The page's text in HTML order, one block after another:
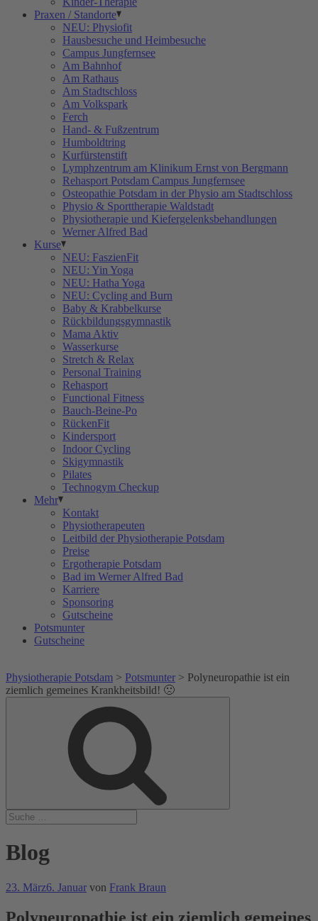
Praxen / Standorte
NEU: Physiofit
Hausbesuche und Heimbesuche
Campus Jungfernsee
Am Bahnhof
Am Rathaus
Am Stadtschloss
Am Volkspark
Ferch
Hand- & Fußzentrum
Humboldtring
Kurfürstenstift
Lymphzentrum am Klinikum Ernst von Bergmann
Rehasport Potsdam Campus Jungfernsee
Osteopathie Potsdam in der Physio am Stadtschloss
Physio & Sporttherapie Waldstadt
Physiotherapie und Kiefergelenksbehandlungen
Werner Alfred Bad
Kurse
NEU: FaszienFit
NEU: Yin Yoga
NEU: Hatha Yoga
NEU: Cycling and Burn
Baby & Krabbelkurse
Rückbildungsgymnastik
Mama Aktiv
Wasserkurse
Stretch & Relax
Personal Training
Rehasport
Functional Fitness
Bauch-Beine-Po
RückenFit
Kindersport
Indoor Cycling
Skigymnastik
Pilates
Technogym Checkup
Mehr
Kontakt
Physiotherapeuten
Leitbild der Physiotherapie Potsdam
Preise
Ergotherapie Potsdam
Bad im Werner Alfred Bad
Karriere
Sponsoring
Gutscheine
Potsmunter
Gutscheine
Physiotherapie Potsdam > Potsmunter > Polyneuropathie ist ein
ziemlich gemeines Krankheitsbild! 🙁⁣
Blog
Veröffentlicht
23. März6. Januar von Frank Braun
Polyneuropathie ist ein ziemlich gemeines